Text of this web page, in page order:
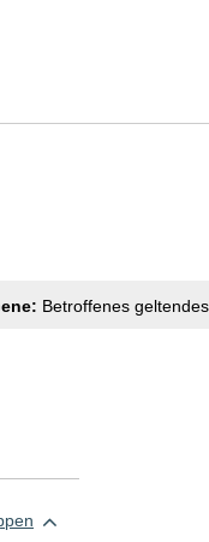
Betroffenes